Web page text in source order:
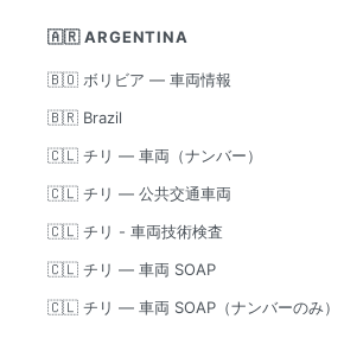
🇦🇷 ARGENTINA
🇧🇴 ボリビア — 車両情報
🇧🇷 Brazil
🇨🇱 チリ — 車両（ナンバー）
🇨🇱 チリ — 公共交通車両
🇨🇱 チリ - 車両技術検査
🇨🇱 チリ — 車両 SOAP
🇨🇱 チリ — 車両 SOAP（ナンバーのみ）